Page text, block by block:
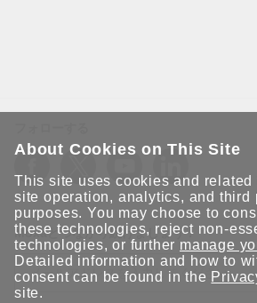
Moxaとつながり続けましょう！
About Cookies on This Site
This site uses cookies and
site operation, analytics, and third
purposes. You may choose to
these technologies, reject non-
technologies, or further manage
Detailed information and how to
consent can be found in the
site.